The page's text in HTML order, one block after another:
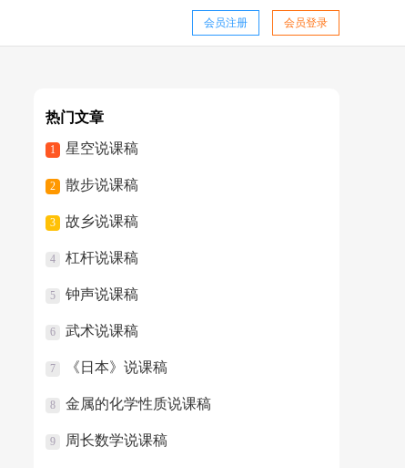
会员登录
会员注册
热门文章
1 星空说课稿
2 散步说课稿
3 故乡说课稿
4 杠杆说课稿
5 钟声说课稿
6 武术说课稿
7 《日本》说课稿
8 金属的化学性质说课稿
9 周长数学说课稿